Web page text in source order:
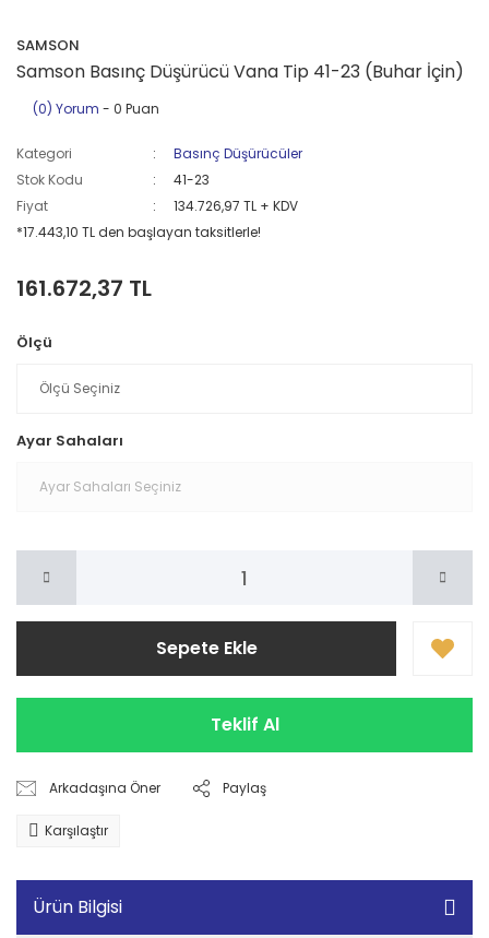
SAMSON
Samson Basınç Düşürücü Vana Tip 41-23 (Buhar İçin)
(0) Yorum - 0 Puan
Kategori
Basınç Düşürücüler
Stok Kodu
41-23
Fiyat
134.726,97 TL + KDV
*17.443,10 TL den başlayan taksitlerle!
161.672,37 TL
Ölçü
Ayar Sahaları
Sepete Ekle
Teklif Al
Arkadaşına Öner Paylaş
Karşılaştır
Ürün Bilgisi